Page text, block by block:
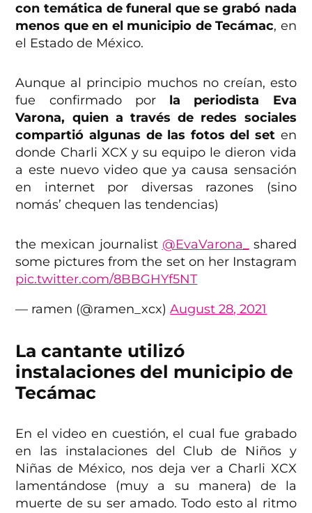
con temática de funeral que se grabó nada
menos que en el municipio de Tecámac, en
el Estado de México.
Aunque al principio muchos no creían, esto
fue confirmado por la periodista Eva
Varona, quien a través de redes sociales
compartió algunas de las fotos del set en
donde Charli XCX y su equipo le dieron vida
a este nuevo video que ya causa sensación
en internet por diversas razones (sino
nomás’ chequen las tendencias)
the mexican journalist @EvaVarona_
shared
some pictures from the set on her Instagram
pic.twitter.com/8BBGHYf5NT
— ramen (@ramen_xcx)August 28, 2021
La cantante utilizó
instalaciones del municipio de
Tecámac
En el video en cuestión, el cual fue grabado
en las instalaciones del Club de Niños y
Niñas de México, nos deja ver a Charli XCX
lamentándose (muy a su manera) de la
muerte de su ser amado. Todo esto al ritmo